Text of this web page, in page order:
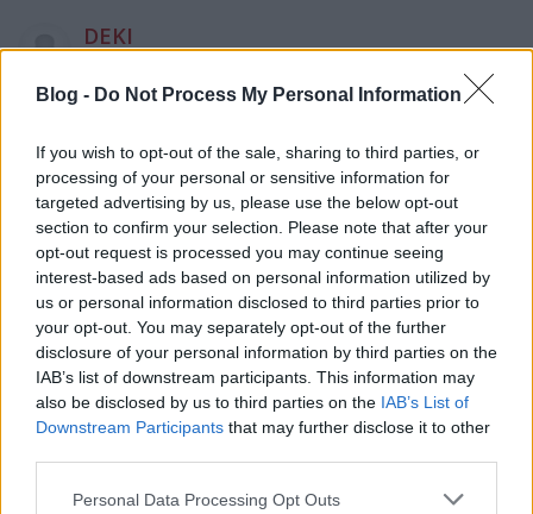
Blog - Do Not Process My Personal Information
If you wish to opt-out of the sale, sharing to third parties, or
processing of your personal or sensitive information for
targeted advertising by us, please use the below opt-out
section to confirm your selection. Please note that after your
opt-out request is processed you may continue seeing
interest-based ads based on personal information utilized by
us or personal information disclosed to third parties prior to
your opt-out. You may separately opt-out of the further
disclosure of your personal information by third parties on the
IAB’s list of downstream participants. This information may
also be disclosed by us to third parties on the IAB’s List of
Downstream Participants that may further disclose it to other
Please note that this website/app uses one or more Google
Personal Data Processing Opt Outs
DEKI
teljesen jó! Csak Anikótól ne várják el ezt az
találja meg a saját hangját!!
ifjú padavan
10 éve
Dombovári majd elsüt pár fingós meg rejszolós
poént.
user friendly
10 éve
ezzel a mentor csapattal gyakorlatilag teljesen